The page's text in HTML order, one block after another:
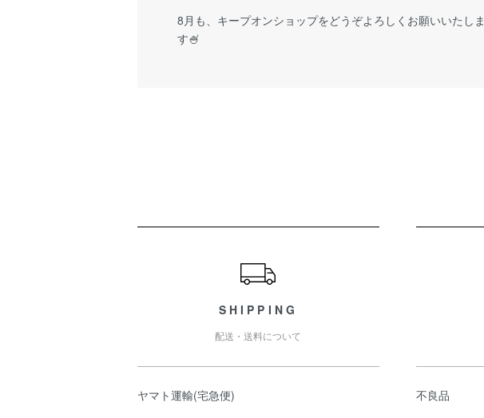
8月も、キープオンショップをどうぞよろしくお願いいたしま
す🍧
SHIPPING
配送・送料について
ヤマト運輸(宅急便)
不良品